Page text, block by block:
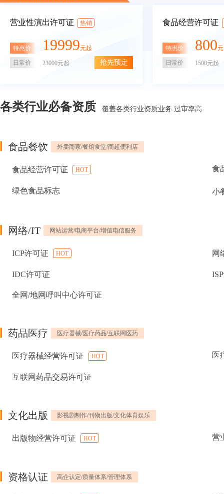
营业性演出许可证 热销
特惠价 19999元起
日常价 23000元起 抢先预定
食品经营许可证
特惠价 800
日常价 1500元起
各类行业必备资质 覆盖各类行业资质业务 过审率高
食品餐饮 外卖商家/餐馆食堂/商超便利店
食品经营许可证 HOT 食
绿色食品标志 小
网络/IT 网站运营/电商平台/增值电信服务
ICP许可证 HOT 网
IDC许可证
全网/地网呼叫中心许可证
药品医疗 医疗器械/医疗药品/互联网医药
医疗器械经营许可证 HOT 医
互联网药品交易许可证
文化出版 影视剧制作/刊物出版/文化体育娱乐
出版物经营许可证 HOT 营
资格认证 高企认定/质量体系/管理体系